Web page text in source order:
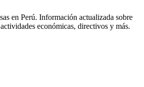
en Perú. Información actualizada sobre
económicas, directivos y más.